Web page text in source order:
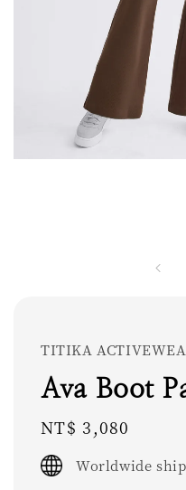
TITIKA
Ava Boot
Regular
price
NT$ 3,080
Worldwide